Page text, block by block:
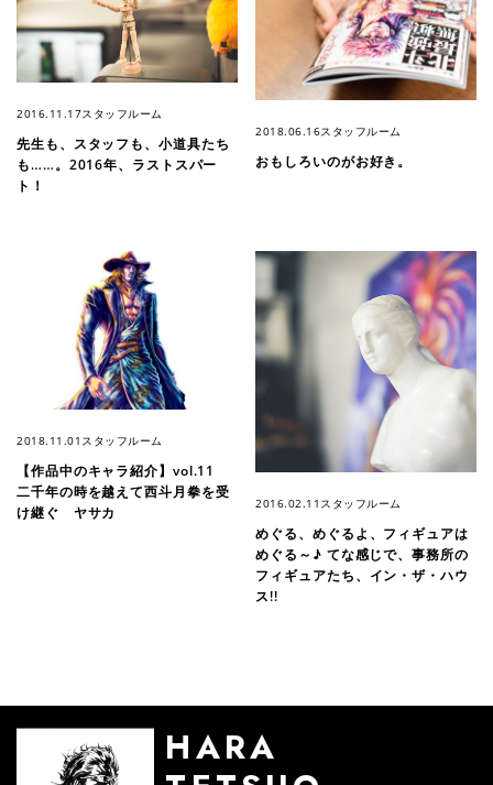
2016.11.17スタッフルーム
先生も、スタッフも、小道具たち
も……。2016年、ラストスパー
ト！
2018.06.16スタッフルーム
おもしろいのがお好き。
2018.11.01 スタッフルーム
【作品中のキャラ紹介】vol.11
二千年の時を越えて西斗月拳を受
け継ぐ ヤサカ
2016.02.11 スタッフルーム
めぐる、めぐるよ、フィギュアは
めぐる～♪ てな感じで、事務所の
フィギュアたち、イン・ザ・ハウ
ス!!
HARA